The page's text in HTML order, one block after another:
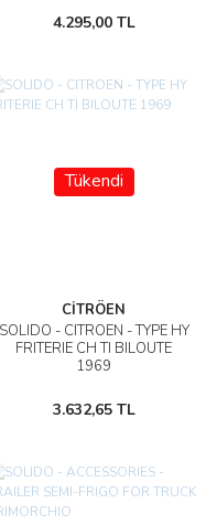
19 WINNER RALLY
MONTECARLO 2022 S.LOEB
4.295,00 TL
Tükendi
CİTRÖEN
SOLIDO - CITROEN - TYPE HY
FRITERIE CH TI BILOUTE
1969
3.632,65 TL